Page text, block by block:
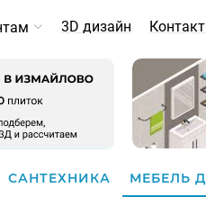
3D дизайн
САНТЕХНИКА МЕБЕЛЬ